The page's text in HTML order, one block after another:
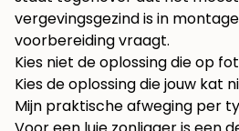
vergevingsgezind is in
voorbereiding vraagt.
Kies niet de oplossing die op
Kies de oplossing die jouw kat
Mijn praktische afweging per